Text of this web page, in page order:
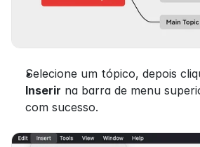
Selecione um tópico, depois
Inserir na barra de menu
com sucesso.